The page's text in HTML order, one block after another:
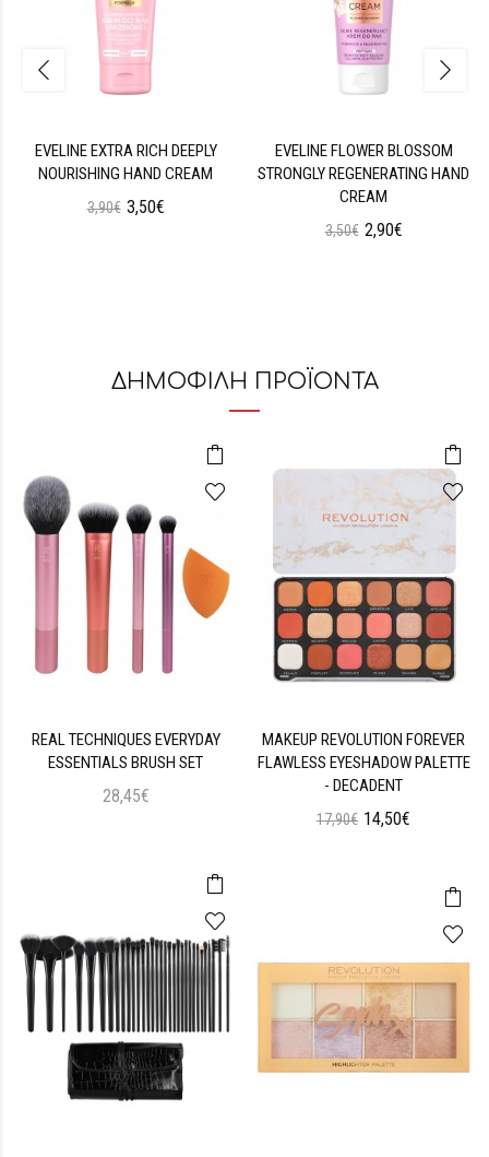
EVELINE EXTRA RICH DEEPLY
NOURISHING HAND CREAM
3,90€ 3,50€
EVELINE FLOWER BLOSSOM
STRONGLY REGENERATING HAND
CREAM
3,50€ 2,90€
ΔΗΜΟΦΙΛΗ ΠΡΟΪΟΝΤΑ
REAL TECHNIQUES EVERYDAY
ESSENTIALS BRUSH SET
28,45€
MAKEUP REVOLUTION FOREVER
FLAWLESS EYESHADOW PALETTE
- DECADENT
17,90€ 14,50€